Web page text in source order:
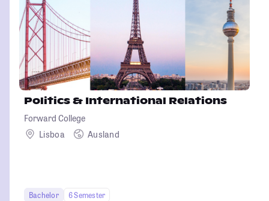
Politics & International Relations
Forward College
Lisboa
Ausland
Bachelor 6 Semester